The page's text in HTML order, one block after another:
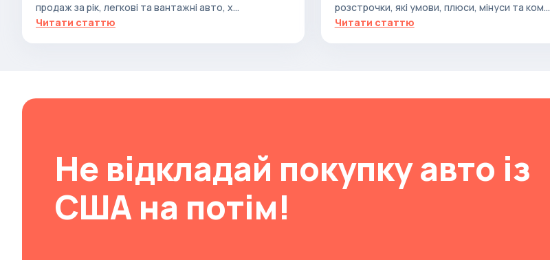
Changhe
Chrysler
Coggiola
Cupra
продаж за рік, легкові та вантажні авто, х...
Читати статтю
розстрочки, які умови, плюси, мінуси та ком...
Читати статтю
Не відкладай покупку авто із
США на потім!